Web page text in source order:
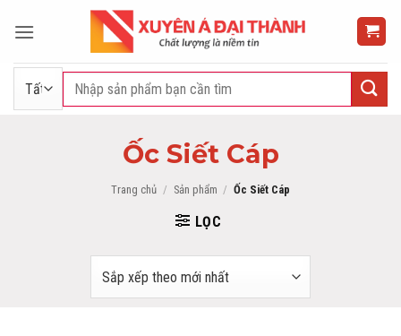
qua
Tìm
Ốc Siết Cáp
Trang chủ / Sản phẩm / Ốc Siết Cáp
LỌC